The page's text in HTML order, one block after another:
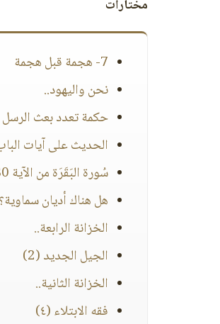
مختارات
7- هجمة قبل هجمة
نحن واليهود..
حكمة تعدد بعث الرسل
الحديث على آيات
سُورة البَقَرَة من الآية 280 إلى الآية 286
هل هناك أديان سماوية؟
الخزانة الرابعة..
الجيل الجديد (2)
الخزانة الثانية..
فقه الابتلاء (٤)